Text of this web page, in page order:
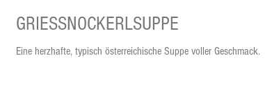
GRIESSNOCKERLSUPPE
Eine herzhafte, typisch österreichische Suppe voller Geschmack.